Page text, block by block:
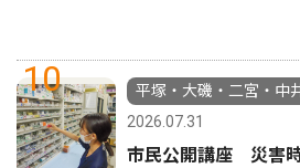
10
平塚・大磯・二宮・中
2026.07.31
市民公開講座 災害